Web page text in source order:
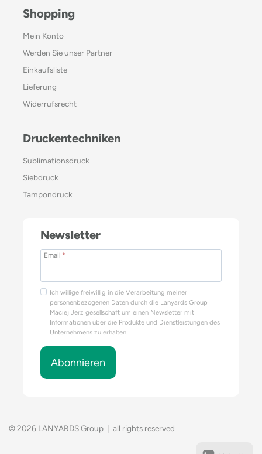
Shopping
Mein Konto
Werden Sie unser Partner
Einkaufsliste
Lieferung
Widerrufsrecht
Druckentechniken
Sublimationsdruck
Siebdruck
Tampondruck
Newsletter
Email *
Ich willige freiwillig in die Verarbeitung meiner
personenbezogenen Daten durch die Lanyards Group
Maciej Jerz gesellschaft um einen Newsletter mit
Informationen über die Produkte und Dienstleistungen des
Unternehmens zu erhalten.
Abonnieren
© 2026 LANYARDS Group | all rights reserved